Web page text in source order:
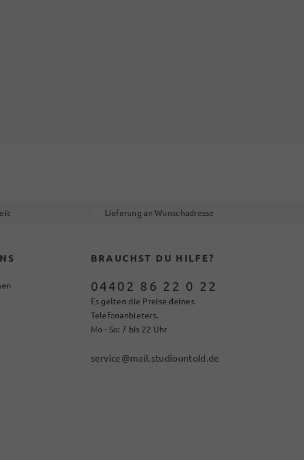
Lieferung an Wunschadresse
BRAUCHST DU HILFE?
04402 86 22 0 22
Es gelten die Preise deines
Telefonanbieters.
Mo - So: 7 bis 22 Uhr
service@mail.studiountold.de